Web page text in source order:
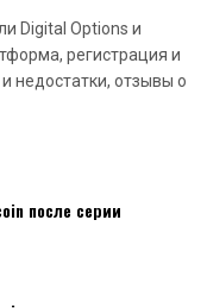
Digital Options и
регистрация и
недостатки, отзывы о
после серии